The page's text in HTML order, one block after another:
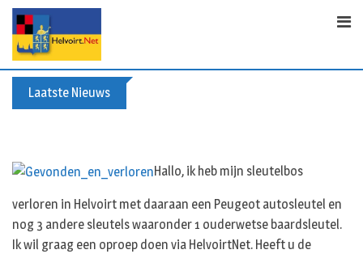
Skip
content
Laatste Nieuws
Hallo, ik heb mijn sleutelbos
verloren in Helvoirt met daaraan een Peugeot autosleutel en
nog 3 andere sleutels waaronder 1 ouderwetse baardsleutel.
Ik wil graag een oproep doen via HelvoirtNet. Heeft u de